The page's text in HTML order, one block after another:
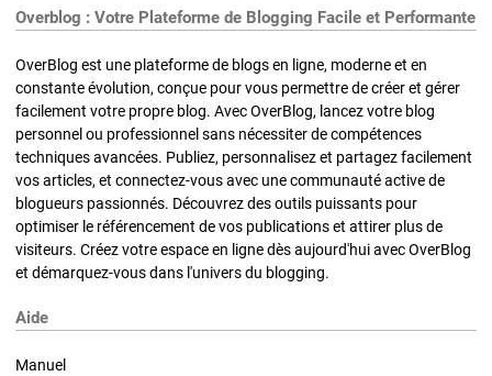
Overblog : Votre Plateforme de Blogging Facile et Performante
OverBlog est une plateforme de blogs en ligne, moderne et en
constante évolution, conçue pour vous permettre de créer et gérer
facilement votre propre blog. Avec OverBlog, lancez votre blog
personnel ou professionnel sans nécessiter de compétences
techniques avancées. Publiez, personnalisez et partagez facilement
vos articles, et connectez-vous avec une communauté active de
blogueurs passionnés. Découvrez des outils puissants pour
optimiser le référencement de vos publications et attirer plus de
visiteurs. Créez votre espace en ligne dès aujourd'hui avec OverBlog
et démarquez-vous dans l'univers du blogging.
Aide
Manuel